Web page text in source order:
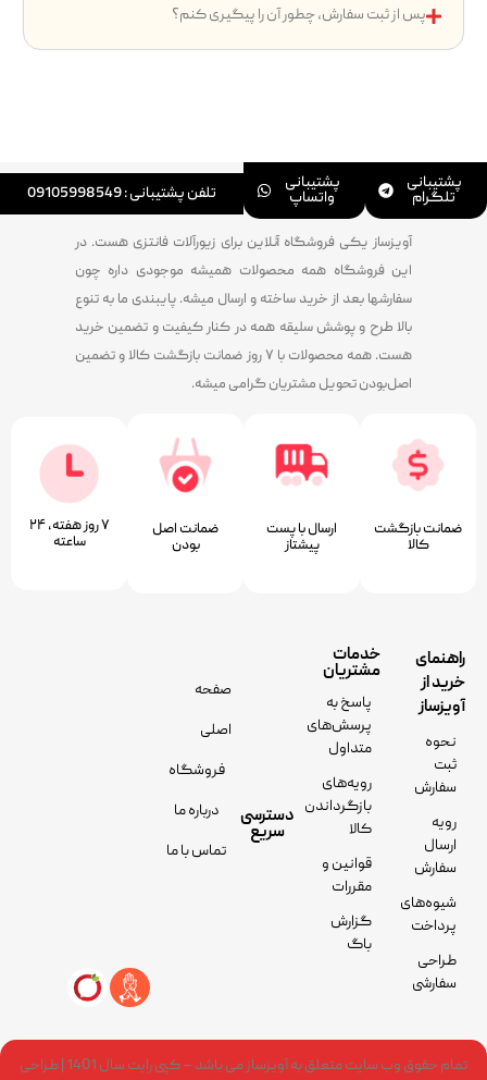
پس از ثبت سفارش، چطور آن را پیگیری کنم؟
پشتیبانی
تلگرام
پشتیبانی
واتساپ تلفن پشتیبانی : 09105998549
آویزساز یکی فروشگاه آنلاین برای زیورآلات فانتزی هست. در
این فروشگاه همه محصولات همیشه موجودی داره چون
سفارشها بعد از خرید ساخته و ارسال میشه. پایبندی ما به تنوع
بالا طرح و پوشش سلیقه همه در کنار کیفیت و تضمین خرید
هست. همه محصولات با ۷ روز ضمانت بازگشت کالا و تضمین
اصل‌بودن تحویل مشتریان گرامی میشه.
ضمانت بازگشت
کالا
ارسال با پست
پیشتاز
ﺿﻤﺎﻧﺖ اﺻﻞ
ﺑﻮدن
۷ روز ﻫﻔﺘﻪ، ۲۴
ﺳﺎﻋﺘﻪ
راهنمای
خرید از
آویزساز
نحوه
ثبت
سفارش
رویه
ارسال
سفارش
شیوه‌های
پرداخت
طراحی
سفارشی
خدمات
مشتریان
پاسخ به
پرسش‌های
متداول
رویه‌های
بازگرداندن
کالا
قوانین و
مقررات
گزارش
باگ
دسترسی
سریع
صفحه
اصلی
فروشگاه
درباره ما
تماس با ما
تمام حقوق وب سایت متعلق به آویزساز می باشد – کپی رایت سال 1401 | طراحی